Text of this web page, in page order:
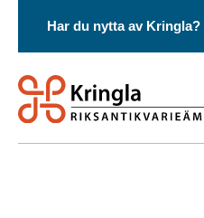
Har du nytta av Kringla?